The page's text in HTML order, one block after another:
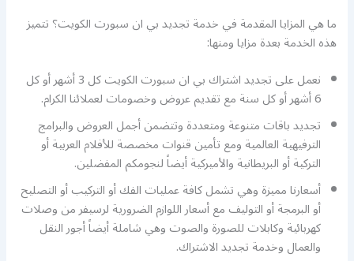
ما هي المزايا المقدمة في خدمة تجديد بي ان سبورت الكويت؟ تتميز
هذه الخدمة بعدة مزايا ومنها:
نعمل على تجديد اشتراك بي ان سبورت الكويت كل 3 أشهر أو كل
6 أشهر أو كل سنة مع تقديم عروض وخصومات لعملائنا الكرام.
تجديد باقات متنوعة ومتعددة وتتضمن أجمل العروض والبرامج
الترفيهية العالمية ومع تأمين قنوات مخصصة للأفلام العربية أو
التركية أو البريطانية والأميركية أيضاً لنجومكم المفضلين.
أسعارنا مميزة وهي تشمل كافة عمليات الفك أو التركيب أو التصليح
أو البرمجة أو التوليف مع أسعار اللوازم الضرورية لرسيفر من وصلات
كهربائية وكابلات للصورة والصوت وهي شاملة أيضاً أجور النقل
والعمال وخدمة تجديد الاشتراك.